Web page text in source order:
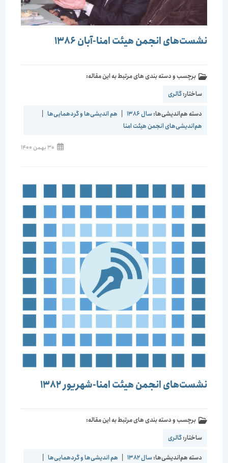
نشست‌های انجمن هیئت امنا-آبان 1386
برچسب و دسته بندی های مرتبط به این مقاله:
ساختار:گالری
دسته هم‌اندیشی‌ها:سال 1386 | هم اندیشی‌ها و گردهمایی‌ها |
هم‌اندیشی‌های انجمن هیئت امنا
30 بهمن 1400
نشست‌های انجمن هیئت امنا-شهریور 1382
برچسب و دسته بندی های مرتبط به این مقاله:
ساختار:گالری
دسته هم‌اندیشی‌ها:سال 1382 | هم اندیشی‌ها و گردهمایی‌ها |